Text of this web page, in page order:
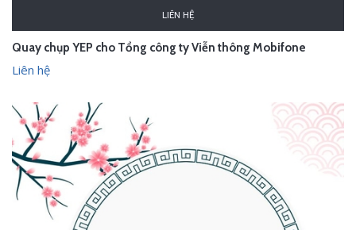
LIÊN HỆ
Quay chụp YEP cho Tổng công ty Viễn thông Mobifone
Liên hệ